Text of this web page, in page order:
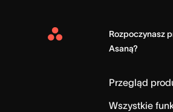
Asana
Rozpoczynasz
Asaną?
Przegląd
Wszystkie